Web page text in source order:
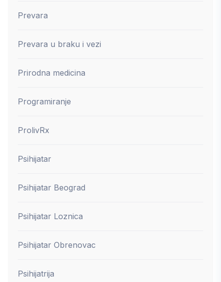
Prevara
Prevara u braku i vezi
Prirodna medicina
Programiranje
ProlivRx
Psihijatar
Psihijatar Beograd
Psihijatar Loznica
Psihijatar Obrenovac
Psihijatrija